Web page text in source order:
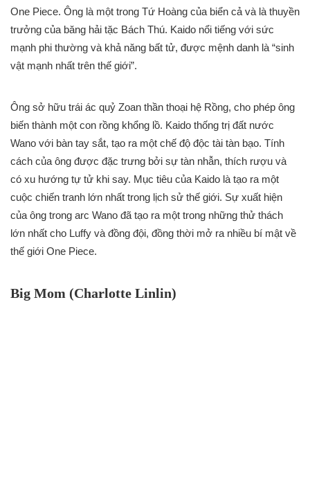
One Piece. Ông là một trong Tứ Hoàng của biển cả và là thuyền
trưởng của băng hải tặc Bách Thú. Kaido nổi tiếng với sức
mạnh phi thường và khả năng bất tử, được mệnh danh là “sinh
vật mạnh nhất trên thế giới”.
Ông sở hữu trái ác quỷ Zoan thần thoại hệ Rồng, cho phép ông
biến thành một con rồng khổng lồ. Kaido thống trị đất nước
Wano với bàn tay sắt, tạo ra một chế độ độc tài tàn bạo. Tính
cách của ông được đặc trưng bởi sự tàn nhẫn, thích rượu và
có xu hướng tự tử khi say. Mục tiêu của Kaido là tạo ra một
cuộc chiến tranh lớn nhất trong lịch sử thế giới. Sự xuất hiện
của ông trong arc Wano đã tạo ra một trong những thử thách
lớn nhất cho Luffy và đồng đội, đồng thời mở ra nhiều bí mật về
thế giới One Piece.
Big Mom (Charlotte Linlin)